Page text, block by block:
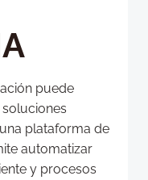
puede
plataforma de
automatizar
y procesos